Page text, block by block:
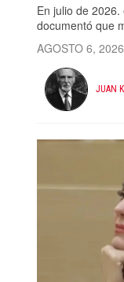
En julio de
documentó que
AGOSTO 6, 2026
JUAN